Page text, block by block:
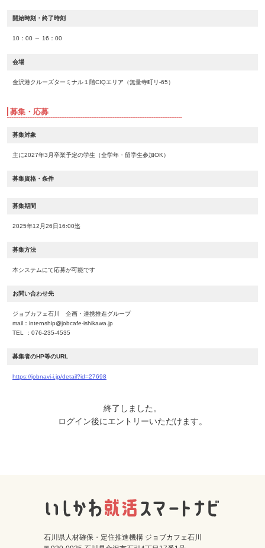
開始時刻・終了時刻
10：00 ～ 16：00
会場
金沢港クルーズターミナル１階CIQエリア（無量寺町リ-65）
募集・応募
募集対象
主に2027年3月卒業予定の学生（全学年・留学生参加OK）
募集資格・条件
募集期間
2025年12月26日16:00迄
募集方法
本システムにて応募が可能です
お問い合わせ先
ジョブカフェ石川 企画・連携推進グループ
mail：internship@jobcafe-ishikawa.jp
TEL ：076-235-4535
募集者のHP等のURL
https://jobnavi-i.jp/detail?id=27698
終了しました。
ログイン後にエントリーいただけます。
石川県人材確保・定住推進機構 ジョブカフェ石川